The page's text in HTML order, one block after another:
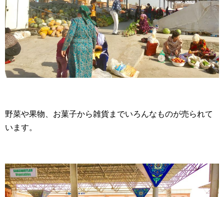
野菜や果物、お菓子から雑貨までいろんなものが売られて
います。